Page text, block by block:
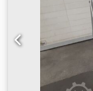
udleveringshøjde
indførings- og
hældningen
Båndhastighed 3
Valgfrit: Andre
Dimensioner
Ændret